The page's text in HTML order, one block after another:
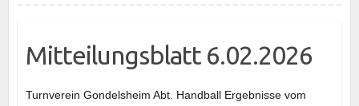
Mitteilungsblatt 6.02.2026
Turnverein Gondelsheim Abt. Handball Ergebnisse vom